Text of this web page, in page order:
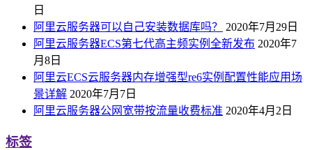
日
阿里云服务器可以自己安装数据库吗？
2020年7月29日
阿里云服务器ECS第七代高主频实例全新发布 2020年7
月8日
阿里云ECS云服务器内存增强型re6实例配置性能应用场
景详解 2020年7月7日
阿里云服务器公网宽带按流量收费标准 2020年4月2日
标签